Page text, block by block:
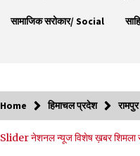
सामाजिक सरोकार/ Social
दिवस समारोह,
Home हिमाचल प्रदेश
Sliderनेशनल न्यूजविशेष ख़बरशिमला